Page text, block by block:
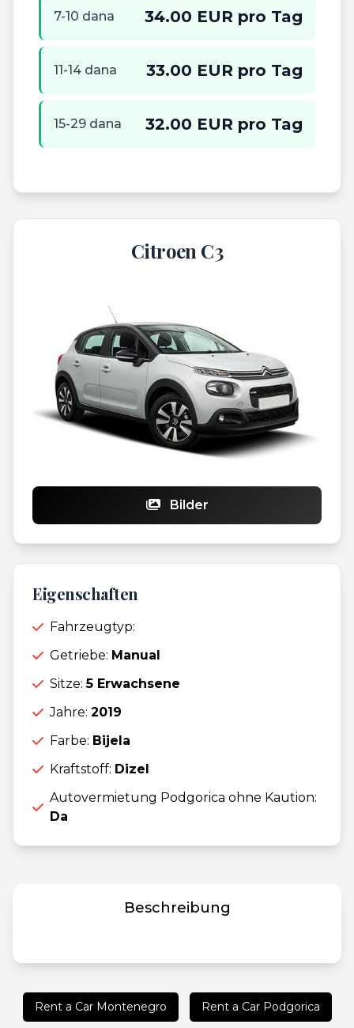
7-10 dana 34.00 EUR pro Tag
11-14 dana 33.00 EUR pro Tag
15-29 dana 32.00 EUR pro Tag
Citroen C3
Bilder
Eigenschaften
Fahrzeugtyp:
Getriebe: Manual
Sitze:5 Erwachsene
Jahre: 2019
Farbe: Bijela
Kraftstoff: Dizel
Autovermietung Podgorica ohne Kaution:
Da
Beschreibung
Rent a Car Montenegro Rent a Car Podgorica